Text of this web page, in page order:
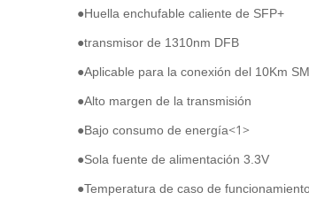
●Huella enchufable caliente de SFP+
●transmisor de 1310nm DFB
●Aplicable para la conexión del 10Km
●Alto margen de la transmisión
●Bajo consumo de energía<1>
●Sola fuente de alimentación 3.3V
●Temperatura de caso de